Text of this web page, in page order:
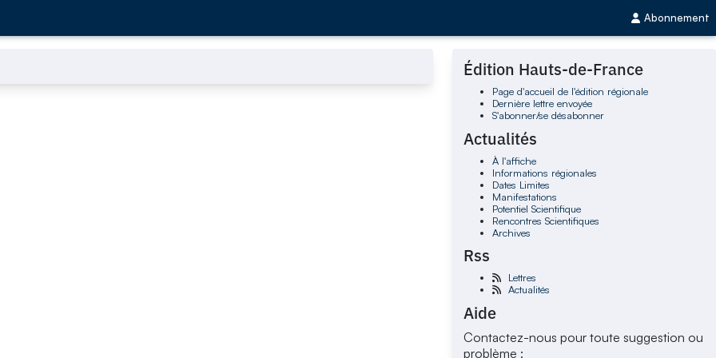
Abonnement
Édition Hauts-de-France
Page d'accueil de l'édition régionale
Dernière lettre envoyée
S'abonner/se désabonner
Actualités
À l'affiche
Informations régionales
Dates Limites
Manifestations
Potentiel Scientifique
Rencontres Scientifiques
Archives
Rss
Lettres
Actualités
Aide
Contactez-nous pour toute suggestion ou
problème :